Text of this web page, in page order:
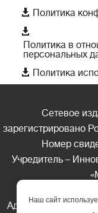
 Политика

Политика в
персональных
 Политика
Сетевое
зарегистрировано
Номер
Учредитель –
Адрес редакции:
Наш сайт